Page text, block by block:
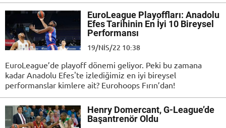
EuroLeague Playoffları: Anadolu
Efes Tarihinin En İyi 10 Bireysel
Performansı
19/NIS/22 10:38
EuroLeague’de playoff dönemi geliyor. Peki bu zamana
kadar Anadolu Efes'te izlediğimiz en iyi bireysel
performanslar kimlere ait? Eurohoops Fırın’dan!
Henry Domercant, G-League’de
Başantrenör Oldu